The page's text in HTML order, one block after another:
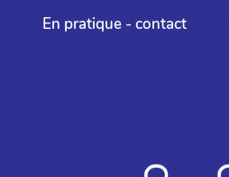
En pratique - contact